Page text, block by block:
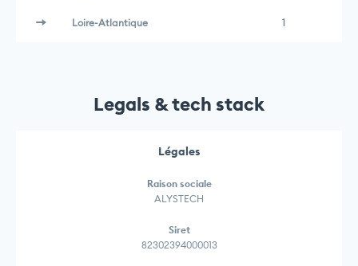
Loire-Atlantique 1
Legals & tech stack
Légales
Raison sociale
ALYSTECH
Siret
82302394000013